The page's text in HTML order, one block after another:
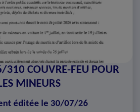
310 COUVRE-FEU POUR
MINEURS
éditée le 30/07/26